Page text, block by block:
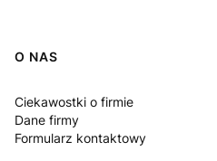
Linki w stopce
O NAS
Ciekawostki o firmie
Dane firmy
Formularz kontaktowy